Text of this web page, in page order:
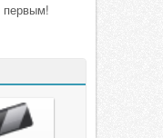
первым!